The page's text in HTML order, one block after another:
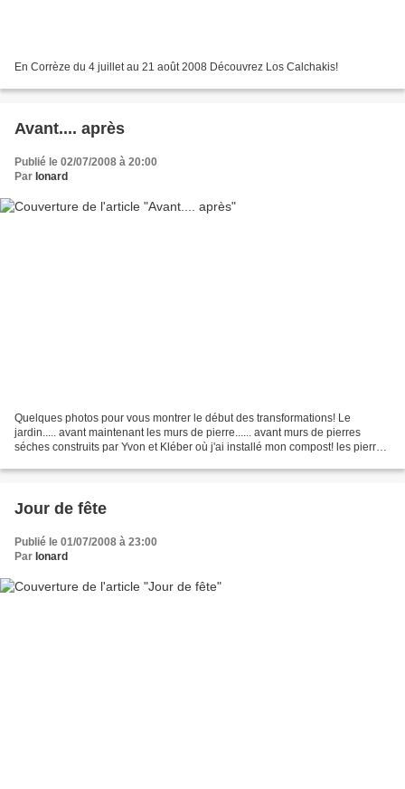
En Corrèze du 4 juillet au 21 août 2008 Découvrez Los Calchakis!
Avant.... après
Publié le 02/07/2008 à 20:00
Par Ionard
Quelques photos pour vous montrer le début des transformations! Le
jardin..... avant maintenant les murs de pierre...... avant murs de pierres
séches construits par Yvon et Kléber où j'ai installé mon compost! les pierres
Jour de fête
Publié le 01/07/2008 à 23:00
Par Ionard